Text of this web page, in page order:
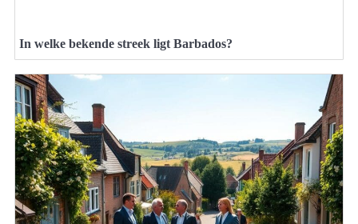
In welke bekende streek ligt Barbados?